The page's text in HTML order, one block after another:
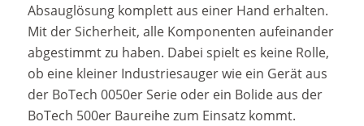
Absauglösung komplett aus einer Hand erhalten.
Mit der Sicherheit, alle Komponenten aufeinander
abgestimmt zu haben. Dabei spielt es keine Rolle,
ob eine kleiner Industriesauger wie ein Gerät aus
der BoTech 0050er Serie oder ein Bolide aus der
BoTech 500er Baureihe zum Einsatz kommt.